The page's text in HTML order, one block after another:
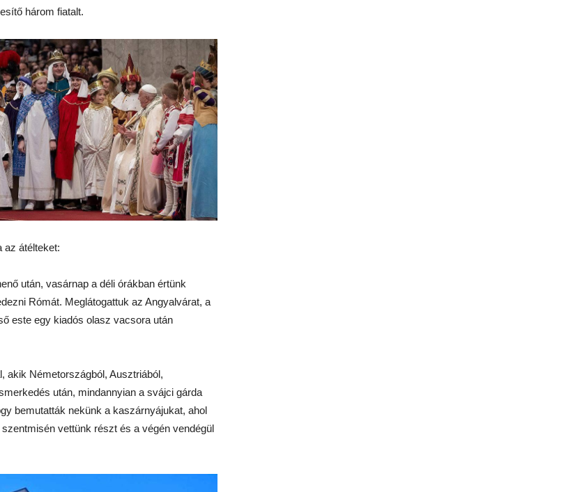
három fiatalt.
az átélteket:
után, vasárnap a déli órákban értünk
Rómát. Meglátogattuk az Angyalvárat, a
este egy kiadós olasz vacsora után
akik Németországból, Ausztriából,
után, mindannyian a svájci gárda
bemutatták nekünk a kaszárnyájukat, ahol
vettünk részt és a végén vendégül